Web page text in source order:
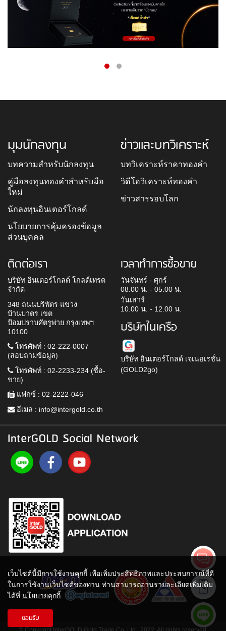
มุมนักลงทุน
บทความสำหรับนักลงทุน
คู่มือลงทุนทองคำสำหรับมือ
ใหม่
นักลงทุนอินเตอร์โกลด์
นโยบายการคุ้มครองข้อมูล
ส่วนบุคคล
ข่าวและบทวิเคราะห์
บทวิเคราะห์ราคาทองคำ
วิดีโอวิเคราะห์ทองคำ
ข่าวสารรอบโลก
ติดต่อเรา
บริษัท อินเตอร์โกลด์ โกลด์เทรด
จำกัด
348 ถนนบริพัตร แขวง
บ้านบาตร เขต
ป้อมปราบศัตรูพ่าย กรุงเทพฯ
10100
โทรศัพท์ : 02-222-0007
(สอบถามข้อมูล)
โทรศัพท์ : 02-2233-234 (ซื้อ-
ขาย)
แฟกซ์ : 02-2222-046
อีเมล : info@intergold.co.th
เวลาทำการซื้อขาย
วันจันทร์ - ศุกร์
08.00 น. - 05.00 น.
วันเสาร์
10.00 น. - 12.00 น.
บริษัทในเครือ
บริษัท อินเตอร์โกลด์ เจเนอเรชั่น
(GOLD2go)
InterGOLD Social Network
เว็บไซต์นี้มีการใช้งานคุกกี้ เพื่อเพิ่มประสิทธิภาพและประสบการณ์ที่ดี
ในการใช้งานเว็บไซต์ของท่าน ท่านสามารถอ่านรายละเอียดเพิ่มเติม
ได้ที่ นโยบายคุกกี้
ยอมรับ